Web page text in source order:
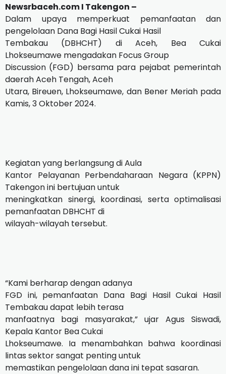
Newsrbaceh.com I Takengon –
Dalam upaya memperkuat pemanfaatan dan
pengelolaan Dana Bagi Hasil Cukai Hasil
Tembakau (DBHCHT) di Aceh, Bea Cukai
Lhokseumawe mengadakan Focus Group
Discussion (FGD) bersama para pejabat pemerintah
daerah Aceh Tengah, Aceh
Utara, Bireuen, Lhokseumawe, dan Bener Meriah pada
Kamis, 3 Oktober 2024.
Kegiatan yang berlangsung di Aula
Kantor Pelayanan Perbendaharaan Negara (KPPN)
Takengon ini bertujuan untuk
meningkatkan sinergi, koordinasi, serta optimalisasi
pemanfaatan DBHCHT di
wilayah-wilayah tersebut.
“Kami berharap dengan adanya
FGD ini, pemanfaatan Dana Bagi Hasil Cukai Hasil
Tembakau dapat lebih terasa
manfaatnya bagi masyarakat,” ujar Agus Siswadi,
Kepala Kantor Bea Cukai
Lhokseumawe. Ia menambahkan bahwa koordinasi
lintas sektor sangat penting untuk
memastikan pengelolaan dana ini tepat sasaran.